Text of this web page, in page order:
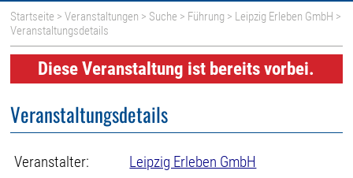
Startseite >Veranstaltungen > Suche > Führung > Leipzig Erleben GmbH >
Veranstaltungsdetails
Diese Veranstaltung ist bereits vorbei.
Veranstaltungsdetails
Veranstalter:
Leipzig Erleben GmbH